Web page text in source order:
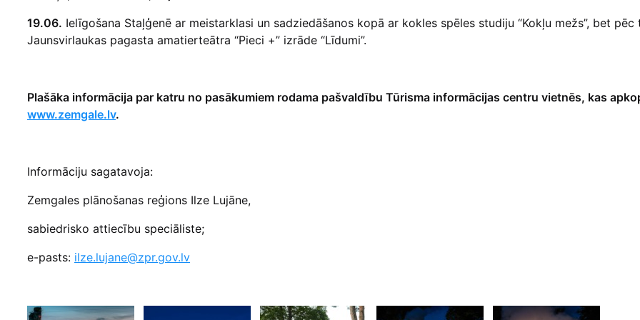
19.06. Ielīgošana Staļģenē ar meistarklasi un sadziedāšanos kopā ar kokles spēles studiju “Kokļu mežs”, bet pēc
Jaunsvirlaukas pagasta amatierteātra “Pieci +” izrāde “Līdumi”.
Plašāka informācija par katru no pasākumiem rodama pašvaldību Tūrisma informācijas centru vietnēs, kas
www.zemgale.lv.
Informāciju sagatavoja:
Zemgales plānošanas reģions Ilze Lujāne,
sabiedrisko attiecību speciāliste;
e-pasts: ilze.lujane@zpr.gov.lv